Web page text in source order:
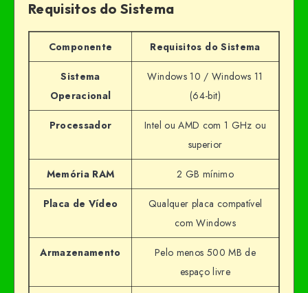
Requisitos do Sistema
Componente Requisitos do Sistema
Sistema
Operacional
Windows 10 / Windows 11
(64-bit)
Processador
Intel ou AMD com 1 GHz ou
superior
Memória RAM 2 GB mínimo
Placa de Vídeo
Qualquer placa compatível
com Windows
Armazenamento
Pelo menos 500 MB de
espaço livre